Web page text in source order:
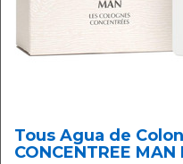
Tous Agua de
CONCENTREE